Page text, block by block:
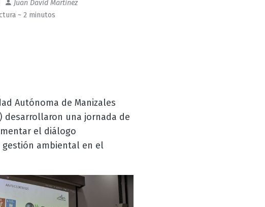
Juan David Martinez
~ 2 minutos
Autónoma de Manizales
desarrollaron una jornada de
el diálogo
ambiental en el